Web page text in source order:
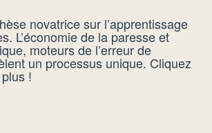
novatrice sur l’apprentissage
L’économie de la paresse et
moteurs de l’erreur de
un processus unique. Cliquez
!